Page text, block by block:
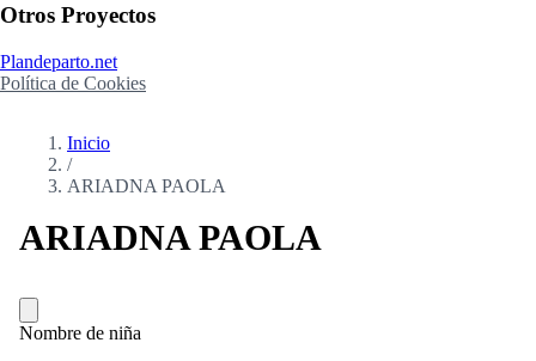
Otros Proyectos
Plandeparto.net
Política de Cookies
Inicio
/
ARIADNA PAOLA
ARIADNA PAOLA
Nombre de niña